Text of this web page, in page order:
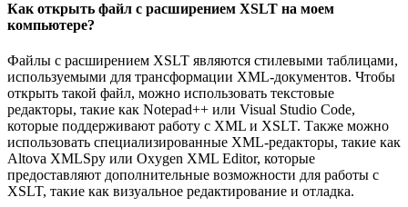
Как открыть файл с расширением XSLT на моем
компьютере?
Файлы с расширением XSLT являются стилевыми таблицами,
используемыми для трансформации XML-документов. Чтобы
открыть такой файл, можно использовать текстовые
редакторы, такие как Notepad++ или Visual Studio Code,
которые поддерживают работу с XML и XSLT. Также можно
использовать специализированные XML-редакторы, такие как
Altova XMLSpy или Oxygen XML Editor, которые
предоставляют дополнительные возможности для работы с
XSLT, такие как визуальное редактирование и отладка.